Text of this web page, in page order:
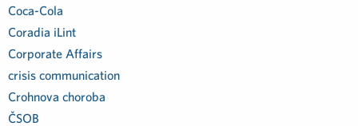
Coca-Cola
Coradia iLint
Corporate Affairs
crisis communication
Crohnova choroba
ČSOB